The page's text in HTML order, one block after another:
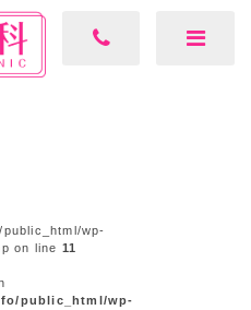
wp-
on line 11
public_html/wp-